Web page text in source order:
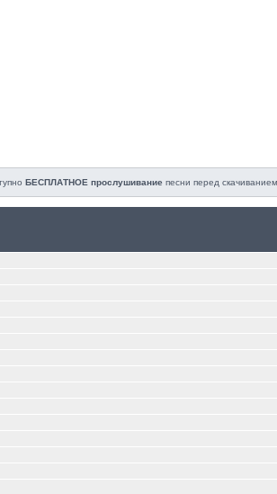
БЕСПЛАТНОЕ прослушивание песни перед